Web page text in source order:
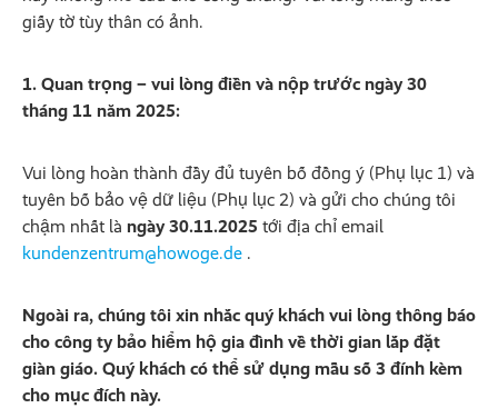
giấy tờ tùy thân có ảnh.
1. Quan trọng – vui lòng điền và nộp trước ngày 30
tháng 11 năm 2025:
Vui lòng hoàn thành đầy đủ tuyên bố đồng ý (Phụ lục 1) và
tuyên bố bảo vệ dữ liệu (Phụ lục 2) và gửi cho chúng tôi
chậm nhất là ngày 30.11.2025 tới địa chỉ email
kundenzentrum@howoge.de .
Ngoài ra, chúng tôi xin nhắc quý khách vui lòng thông báo
cho công ty bảo hiểm hộ gia đình về thời gian lắp đặt
giàn giáo. Quý khách có thể sử dụng mẫu số 3 đính kèm
cho mục đích này.